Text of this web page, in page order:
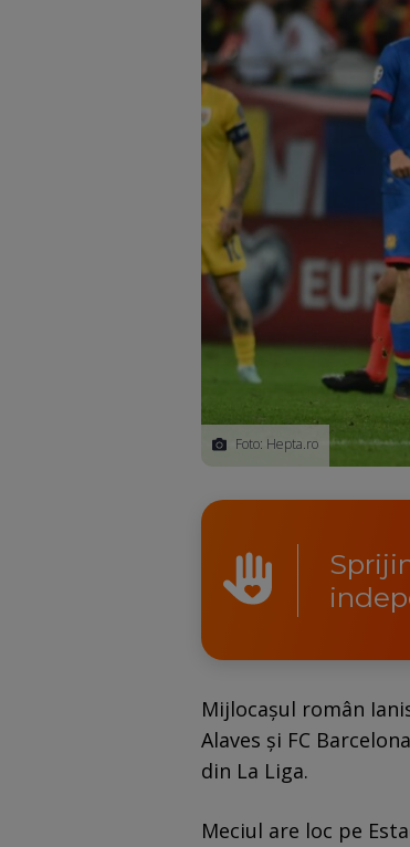
Foto: Hepta.ro
Mijlocașul român
Alaves și FC
din La Liga.
Meciul are loc pe